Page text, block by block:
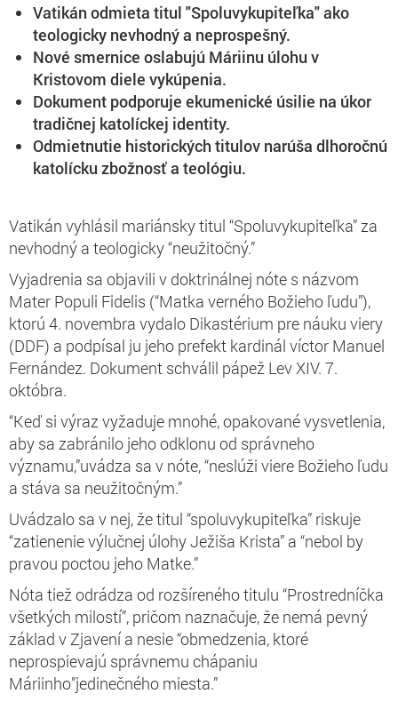
Vatikán odmieta titul "Spoluvykupiteľka" ako
teologicky nevhodný a neprospešný.
Nové smernice oslabujú Máriinu úlohu v
Kristovom diele vykúpenia.
Dokument podporuje ekumenické úsilie na úkor
tradičnej katolíckej identity.
Odmietnutie historických titulov narúša dlhoročnú
katolícku zbožnosť a teológiu.
Vatikán vyhlásil mariánsky titul “Spoluvykupiteľka” za
nevhodný a teologicky “neužitočný.”
Vyjadrenia sa objavili v doktrinálnej nóte s názvom
Mater Populi Fidelis (“Matka verného Božieho ľudu”),
ktorú 4. novembra vydalo Dikastérium pre náuku viery
(DDF) a podpísal ju jeho prefekt kardinál víctor Manuel
Fernández. Dokument schválil pápež Lev XIV. 7.
októbra.
“Keď si výraz vyžaduje mnohé, opakované vysvetlenia,
aby sa zabránilo jeho odklonu od správneho
významu,”uvádza sa v nóte, “neslúži viere Božieho ľudu
a stáva sa neužitočným.”
Uvádzalo sa v nej, že titul “spoluvykupiteľka” riskuje
“zatienenie výlučnej úlohy Ježiša Krista” a “nebol by
pravou poctou jeho Matke.”
Nóta tiež odrádza od rozšíreného titulu “Prostredníčka
všetkých milostí”, pričom naznačuje, že nemá pevný
základ v Zjavení a nesie “obmedzenia, ktoré
neprospievajú správnemu chápaniu
Máriinho”jedinečného miesta.”